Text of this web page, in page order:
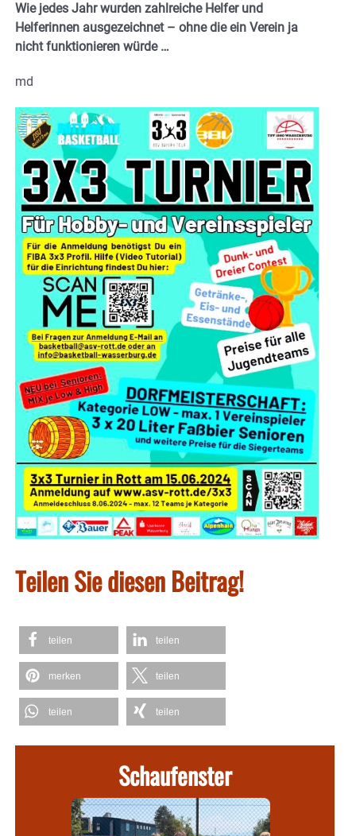
Wie jedes Jahr wurden zahlreiche Helfer und
Helferinnen ausgezeichnet – ohne die ein Verein ja
nicht funktionieren würde …
md
Teilen Sie diesen Beitrag!
teilen teilen
merken teilen
teilen teilen
Schaufenster